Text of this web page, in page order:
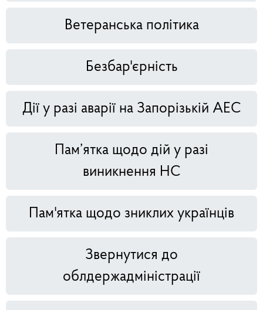
Ветеранська політика
Безбар'єрність
Дії у разі аварії на Запорізькій АЕС
Пам’ятка щодо дій у разі
виникнення НС
Пам'ятка щодо зниклих українців
Звернутися до
облдержадміністрації